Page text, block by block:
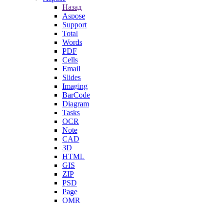
Назад
Aspose
Support
Total
Words
PDF
Cells
Email
Slides
Imaging
BarCode
Diagram
Tasks
OCR
Note
CAD
3D
HTML
GIS
ZIP
PSD
Page
OMR